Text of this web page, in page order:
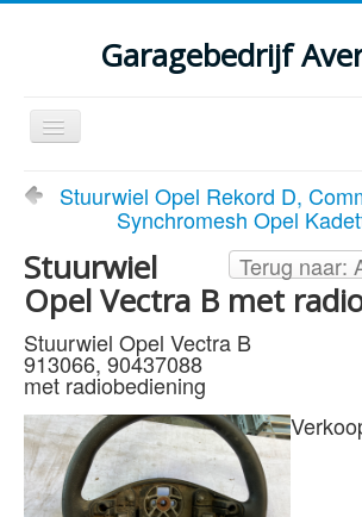
Garagebedrijf
Schakelen
navigatie
Welkom
Klassiekers en restauratie
Diensten
Parts
Occasions
Kenteken gegevens opvragen
Contact
Stuurwiel Opel Rekord D,
Synchromesh Opel
Terug naar:
Stuurwiel
Opel Vectra B met
Stuurwiel Opel Vectra B
913066, 90437088
met radiobediening